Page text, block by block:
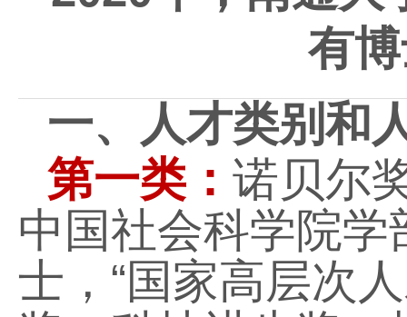
有
一、人才类别和
第一类： 诺贝尔
中国社会科学院
士， “国家高层次